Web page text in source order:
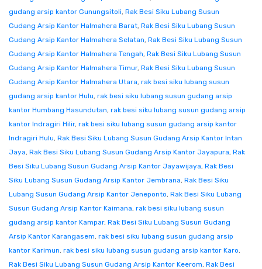
gudang arsip kantor Gunungsitoli, Rak Besi Siku Lubang Susun
Gudang Arsip Kantor Halmahera Barat, Rak Besi Siku Lubang Susun
Gudang Arsip Kantor Halmahera Selatan, Rak Besi Siku Lubang Susun
Gudang Arsip Kantor Halmahera Tengah, Rak Besi Siku Lubang Susun
Gudang Arsip Kantor Halmahera Timur, Rak Besi Siku Lubang Susun
Gudang Arsip Kantor Halmahera Utara, rak besi siku lubang susun
gudang arsip kantor Hulu, rak besi siku lubang susun gudang arsip
kantor Humbang Hasundutan, rak besi siku lubang susun gudang arsip
kantor Indragiri Hilir, rak besi siku lubang susun gudang arsip kantor
Indragiri Hulu, Rak Besi Siku Lubang Susun Gudang Arsip Kantor Intan
Jaya, Rak Besi Siku Lubang Susun Gudang Arsip Kantor Jayapura, Rak
Besi Siku Lubang Susun Gudang Arsip Kantor Jayawijaya, Rak Besi
Siku Lubang Susun Gudang Arsip Kantor Jembrana, Rak Besi Siku
Lubang Susun Gudang Arsip Kantor Jeneponto, Rak Besi Siku Lubang
Susun Gudang Arsip Kantor Kaimana, rak besi siku lubang susun
gudang arsip kantor Kampar, Rak Besi Siku Lubang Susun Gudang
Arsip Kantor Karangasem, rak besi siku lubang susun gudang arsip
kantor Karimun, rak besi siku lubang susun gudang arsip kantor Karo,
Rak Besi Siku Lubang Susun Gudang Arsip Kantor Keerom, Rak Besi